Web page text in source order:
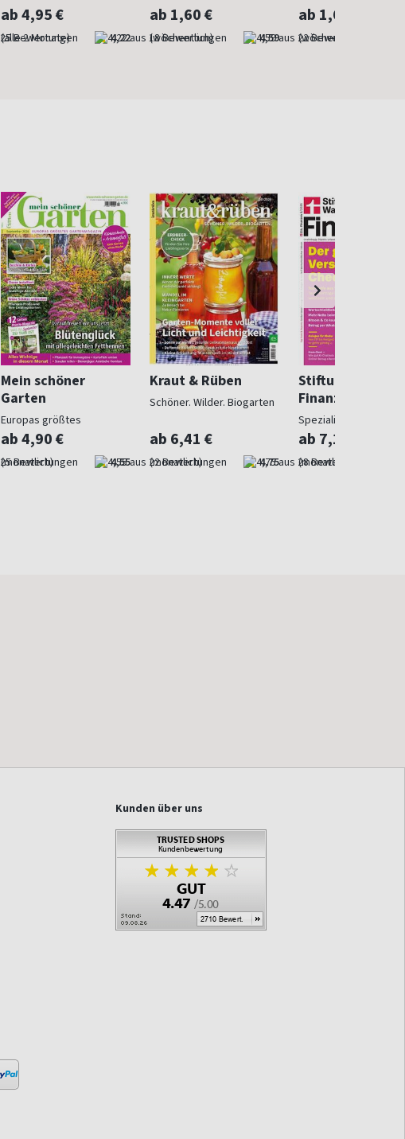
ab 4,95 €
(alle 2 Monate) 4,22
ab 1,60 €
(wöchentlich) 4,59
ab 1,60 €
(wöchentlich)
Mein schöner
Garten
Europas größtes
Gartenmagazin
ab 4,90 €
(monatlich) 4,55
Kraut & Rüben
Schöner. Wilder. Biogarten
ab 6,41 €
(monatlich) 4,75
Stiftung
Finanzen
Spezialist in
ab 7,10 €
(monatlich)
Kunden über uns